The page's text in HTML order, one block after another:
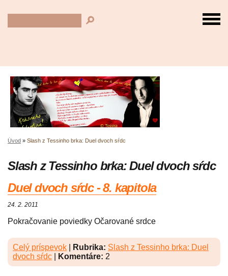
Úvod » Slash z Tessinho brka: Duel dvoch sŕdc
Slash z Tessinho brka: Duel dvoch sŕdc
Duel dvoch sŕdc - 8. kapitola
24. 2. 2011
Pokračovanie poviedky Očarované srdce
Celý príspevok Rubrika: Slash z Tessinho brka: Duel
dvoch sŕdc
Komentáre: 2